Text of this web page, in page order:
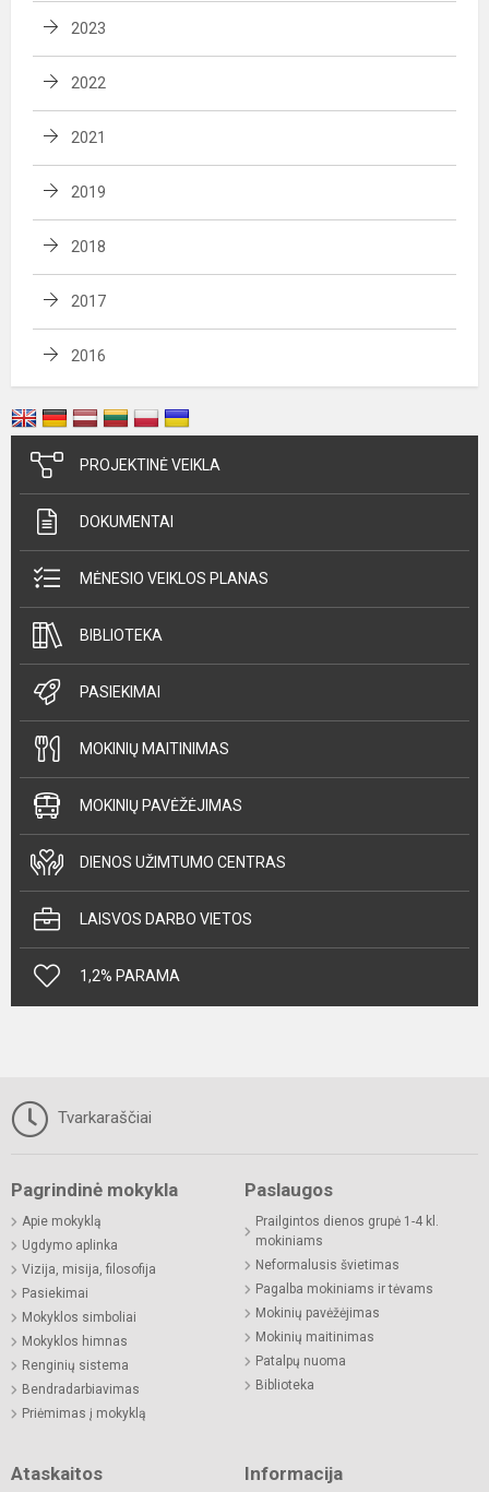
2023
2022
2021
2019
2018
2017
2016
PROJEKTINĖ VEIKLA
DOKUMENTAI
MĖNESIO VEIKLOS PLANAS
BIBLIOTEKA
PASIEKIMAI
MOKINIŲ MAITINIMAS
MOKINIŲ PAVĖŽĖJIMAS
DIENOS UŽIMTUMO CENTRAS
LAISVOS DARBO VIETOS
1,2% PARAMA
Tvarkaraščiai
Pagrindinė mokykla
Apie mokyklą
Ugdymo aplinka
Vizija, misija, filosofija
Pasiekimai
Mokyklos simboliai
Mokyklos himnas
Renginių sistema
Bendradarbiavimas
Priėmimas į mokyklą
Paslaugos
Prailgintos dienos grupė 1-4 kl.
mokiniams
Neformalusis švietimas
Pagalba mokiniams ir tėvams
Mokinių pavėžėjimas
Mokinių maitinimas
Patalpų nuoma
Biblioteka
Ataskaitos Informacija